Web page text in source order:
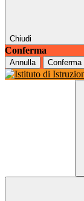
Chiudi
Conferma
Annulla Conferma